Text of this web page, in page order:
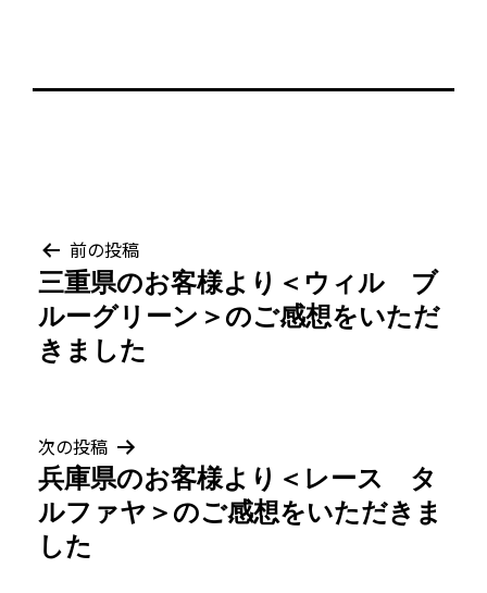
投
稿
ナ
ゲ
ー
シ
前の投稿
三重県のお客様より＜ウィル ブ
ルーグリーン＞のご感想をいただ
きました
次の投稿
兵庫県のお客様より＜レース タ
ルファヤ＞のご感想をいただきま
した